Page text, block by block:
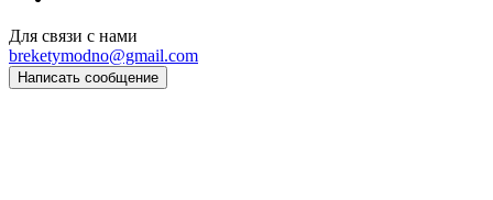
Для связи с нами
breketymodno@gmail.com
Написать сообщение